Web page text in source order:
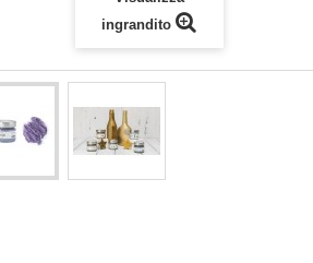
ingrandito